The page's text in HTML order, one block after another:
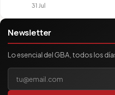
31 Jul
Newsletter
Lo esencial del GBA, todos los